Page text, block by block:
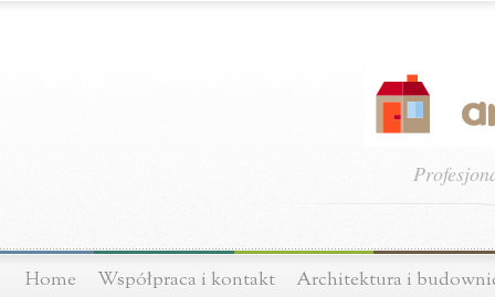
Home Współpraca i kontakt Architektura i